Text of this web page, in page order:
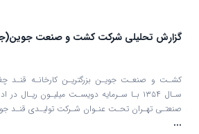
گزارش تحلیلی شرکت کشت و صنعت
کشـت و صنعـت جویـن بزرگتریـن کارخانـه قنـد
سـال ۱۳۵۴ بـا سـرمایه دویسـت میلیـون ريـال
صنعتـي تهـران تحـت عنـوان شـركت توليـدي قنـد
...